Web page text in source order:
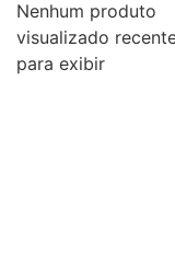
Nenhum produto
visualizado
para exibir